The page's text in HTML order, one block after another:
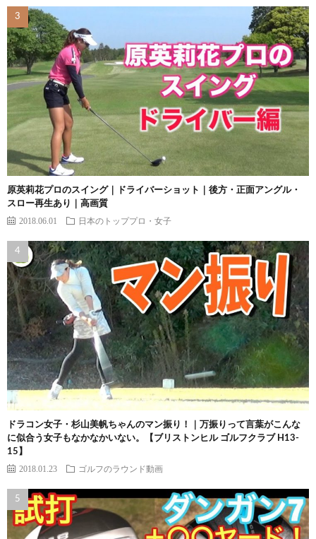
原英莉花プロのスイング｜ドライバーショット｜後方・正面アングル・
スロー再生あり｜高画質
2018.06.01 日本のトッププロ・女子
ドラコン女子・杉山美帆ちゃんのマン振り！｜万振りって言葉がこんな
に似合う女子もなかなかいない。【ブリストンヒル ゴルフクラブ H13-
15】
2018.01.23 ゴルフのラウンド動画